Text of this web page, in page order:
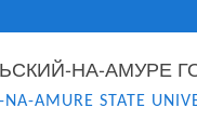
НА-АМУРЕ
AMURE STATE